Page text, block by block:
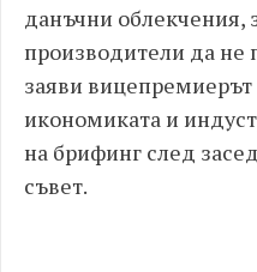
данъчни облекчения,
производители да не
заяви
икономиката и
на брифинг след
съвет.